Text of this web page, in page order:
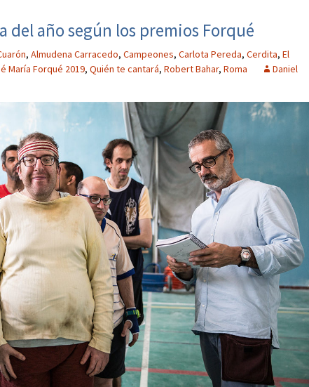
del año según los premios Forqué
, Almudena Carracedo, Campeones, Carlota Pereda, Cerdita, El
María Forqué 2019, Quién te cantará, Robert Bahar, Roma
Daniel